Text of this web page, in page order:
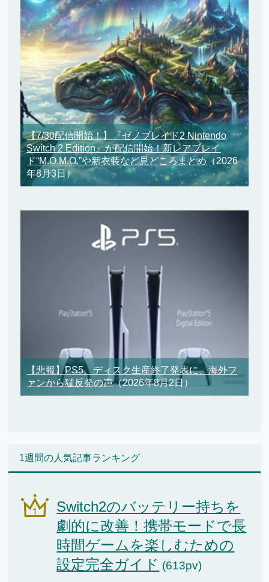
【7/30配信開始！】『ゼノブレイド2 Nintendo
Switch 2 Edition』が配信開始！新レアブレイ
ド“M.O.M.O.”や新衣装など見どころまとめ（2026
年8月3日）
【悲報】PS5、ディスク生産終了発表に、海外フ
ァンから猛反発の声（2026年8月2日）
1週間の人気記事ランキング
Switch2のバッテリー持ちを
劇的に改善！携帯モードで長
時間ゲームを楽しむための
設定完全ガイド (613pv)